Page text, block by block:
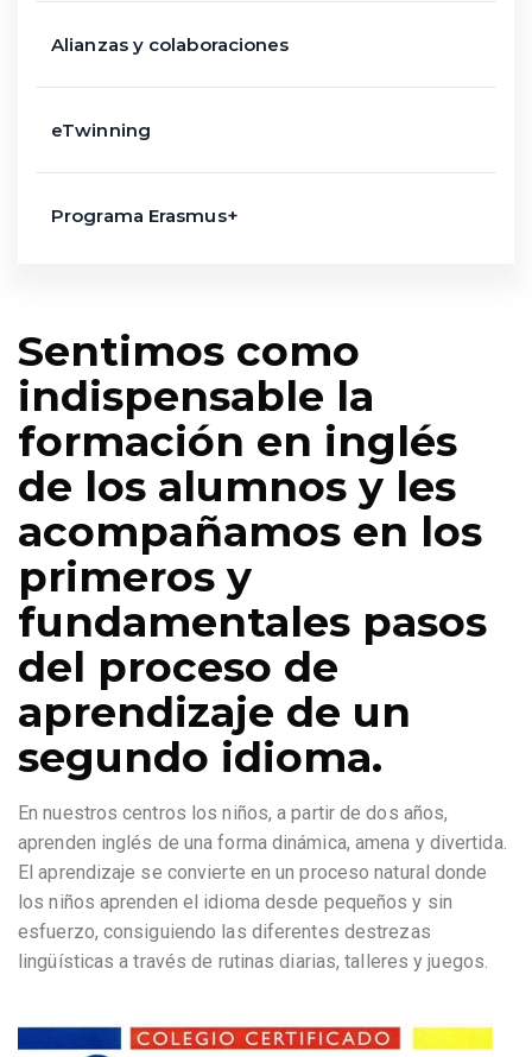
Sentimos como
indispensable la
formación en inglés
de los alumnos y les
acompañamos en los
primeros y
fundamentales pasos
del proceso de
aprendizaje de un
segundo idioma.
En nuestros centros los niños, a partir de dos años,
aprenden inglés de una forma dinámica, amena y divertida.
El aprendizaje se convierte en un proceso natural donde
los niños aprenden el idioma desde pequeños y sin
esfuerzo, consiguiendo las diferentes destrezas
lingüísticas a través de rutinas diarias, talleres y juegos.
Alianzas y colaboraciones
eTwinning
Programa Erasmus+